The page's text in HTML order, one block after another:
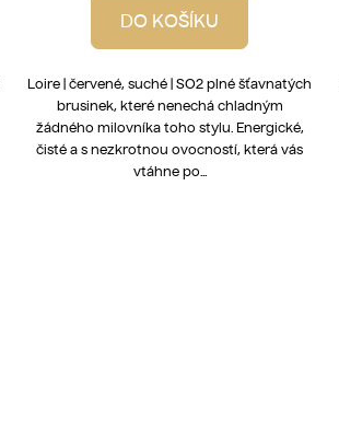
DO KOŠÍKU
Loire | červené, suché | SO2 plné šťavnatých
brusinek, které nenechá chladným
žádného milovníka toho stylu. Energické,
čisté a s nezkrotnou ovocností, která vás
vtáhne po...